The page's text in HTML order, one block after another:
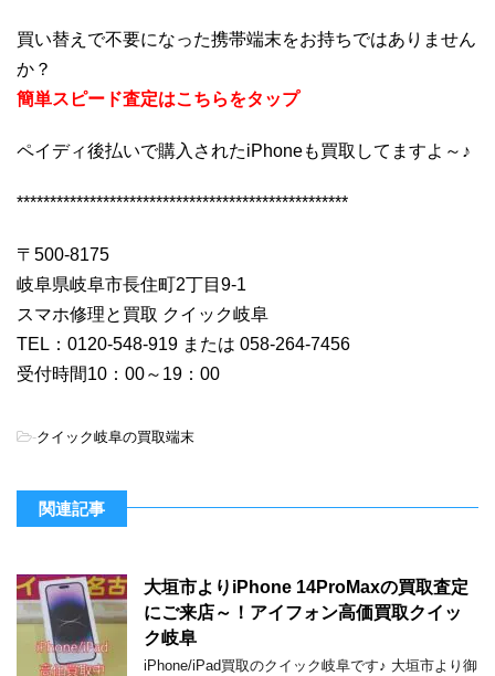
買い替えで不要になった携帯端末をお持ちではありません
か？
簡単スピード査定はこちらをタップ
ペイディ後払いで購入されたiPhoneも買取してますよ～♪
**************************************************
〒500-8175
岐阜県岐阜市長住町2丁目9-1
スマホ修理と買取 クイック岐阜
TEL：0120-548-919 または 058-264-7456
受付時間10：00～19：00
-クイック岐阜の買取端末
関連記事
大垣市よりiPhone 14ProMaxの買取査定
にご来店～！アイフォン高価買取クイッ
ク岐阜
iPhone/iPad買取のクイック岐阜です♪ 大垣市より御